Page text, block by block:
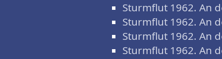
Sturmflut 1962. An
Sturmflut 1962. An
Sturmflut 1962. An
Sturmflut 1962. An